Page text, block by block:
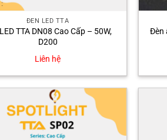
ĐÈN LED TTA
TTA DN08 Cao Cấp – 50W,
D200
Liên hệ
Đèn